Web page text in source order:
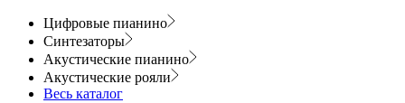
Цифровые пианино
Синтезаторы
Акустические пианино
Акустические рояли
Весь каталог